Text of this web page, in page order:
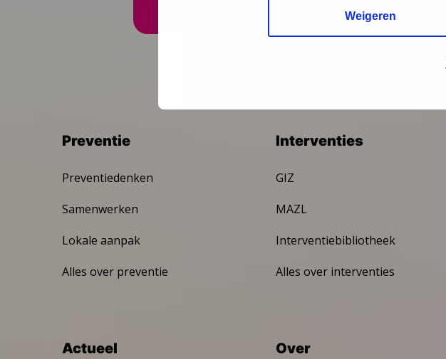
Weigeren
Preventie
Preventiedenken
Samenwerken
Lokale aanpak
Alles over preventie
Interventies
GIZ
MAZL
Interventiebibliotheek
Alles over interventies
Actueel
Over